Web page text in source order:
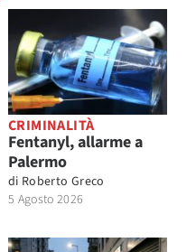
CRIMINALITÀ
Fentanyl, allarme a
Palermo
di Roberto Greco
5 Agosto 2026